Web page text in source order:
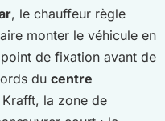
, le chauffeur règle
monter le véhicule en
de fixation avant de
du centre
la zone de